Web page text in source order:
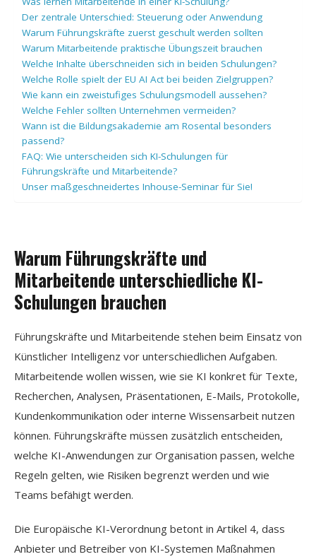
Der zentrale Unterschied: Steuerung oder Anwendung
Warum Führungskräfte zuerst geschult werden sollten
Warum Mitarbeitende praktische Übungszeit brauchen
Welche Inhalte überschneiden sich in beiden Schulungen?
Welche Rolle spielt der EU AI Act bei beiden Zielgruppen?
Wie kann ein zweistufiges Schulungsmodell aussehen?
Welche Fehler sollten Unternehmen vermeiden?
Wann ist die Bildungsakademie am Rosental besonders
passend?
FAQ: Wie unterscheiden sich KI-Schulungen für
Führungskräfte und Mitarbeitende?
Unser maßgeschneidertes Inhouse-Seminar für Sie!
Warum Führungskräfte und
Mitarbeitende unterschiedliche KI-
Schulungen brauchen
Führungskräfte und Mitarbeitende stehen beim Einsatz von
Künstlicher Intelligenz vor unterschiedlichen Aufgaben.
Mitarbeitende wollen wissen, wie sie KI konkret für Texte,
Recherchen, Analysen, Präsentationen, E-Mails, Protokolle,
Kundenkommunikation oder interne Wissensarbeit nutzen
können. Führungskräfte müssen zusätzlich entscheiden,
welche KI-Anwendungen zur Organisation passen, welche
Regeln gelten, wie Risiken begrenzt werden und wie
Teams befähigt werden.
Die Europäische KI-Verordnung betont in Artikel 4, dass
Anbieter und Betreiber von KI-Systemen Maßnahmen